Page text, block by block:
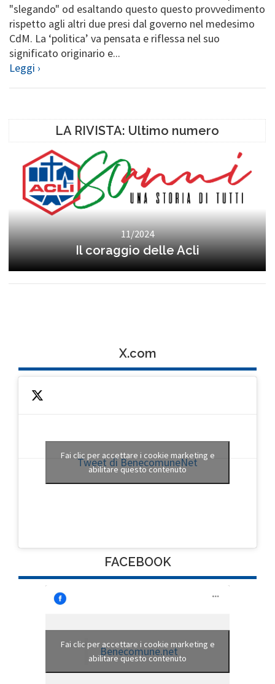
"slegando" od esaltando questo questo provvedimento
rispetto agli altri due presi dal governo nel medesimo
CdM. La ‘politica’ va pensata e riflessa nel suo
significato originario e...
Leggi ›
LA RIVISTA: Ultimo numero
11/2024
Il coraggio delle Acli
X.com
Tweet di BenecomuneNet
Fai clic per accettare i cookie marketing e
abilitare questo contenuto
FACEBOOK
Benecomune.net
Fai clic per accettare i cookie marketing e
abilitare questo contenuto